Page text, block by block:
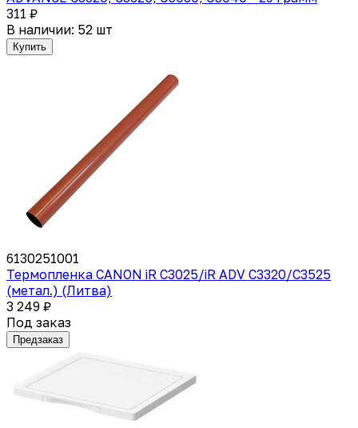
311 ₽
В наличии: 52 шт
Купить
6130251001
Термопленка CANON iR C3025/iR ADV C3320/C3525
(метал.) (Литва)
3 249 ₽
Под заказ
Предзаказ